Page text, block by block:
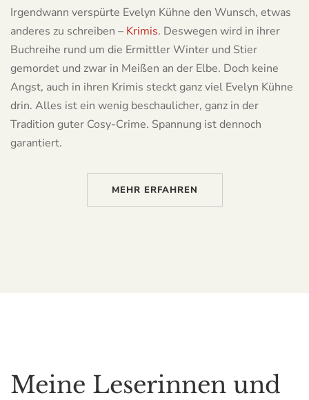
Irgendwann verspürte Evelyn Kühne den Wunsch, etwas
anderes zu schreiben – Krimis. Deswegen wird in ihrer
Buchreihe rund um die Ermittler Winter und Stier
gemordet und zwar in Meißen an der Elbe. Doch keine
Angst, auch in ihren Krimis steckt ganz viel Evelyn Kühne
drin. Alles ist ein wenig beschaulicher, ganz in der
Tradition guter Cosy-Crime. Spannung ist dennoch
garantiert.
MEHR ERFAHREN
Meine Leserinnen und